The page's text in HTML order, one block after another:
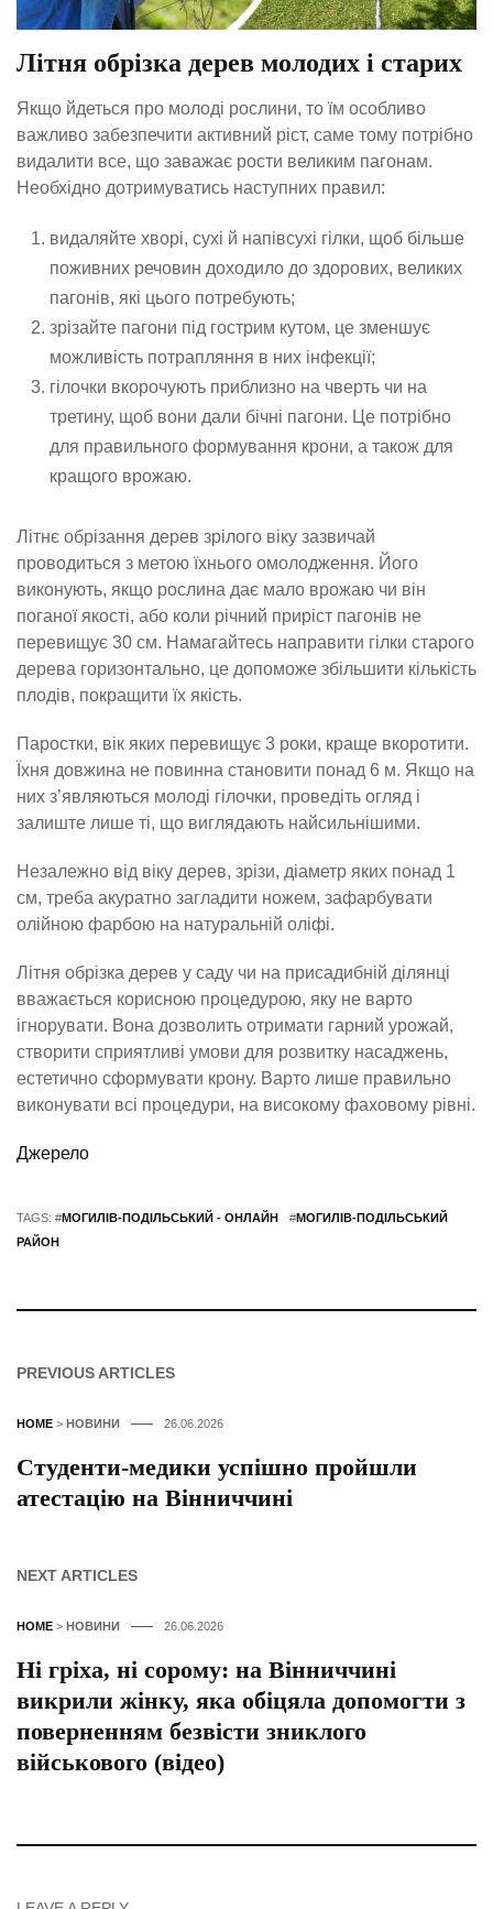
Літня обрізка дерев молодих і старих
Якщо йдеться про молоді рослини, то їм особливо
важливо забезпечити активний ріст, саме тому потрібно
видалити все, що заважає рости великим пагонам.
Необхідно дотримуватись наступних правил:
видаляйте хворі, сухі й напівсухі гілки, щоб більше
поживних речовин доходило до здорових, великих
пагонів, які цього потребують;
зрізайте пагони під гострим кутом, це зменшує
можливість потрапляння в них інфекції;
гілочки вкорочують приблизно на чверть чи на
третину, щоб вони дали бічні пагони. Це потрібно
для правильного формування крони, а також для
кращого врожаю.
Літнє обрізання дерев зрілого віку зазвичай
проводиться з метою їхнього омолодження. Його
виконують, якщо рослина дає мало врожаю чи він
поганої якості, або коли річний приріст пагонів не
перевищує 30 см. Намагайтесь направити гілки старого
дерева горизонтально, це допоможе збільшити кількість
плодів, покращити їх якість.
Паростки, вік яких перевищує 3 роки, краще вкоротити.
Їхня довжина не повинна становити понад 6 м. Якщо на
них з’являються молоді гілочки, проведіть огляд і
залиште лише ті, що виглядають найсильнішими.
Незалежно від віку дерев, зрізи, діаметр яких понад 1
см, треба акуратно загладити ножем, зафарбувати
олійною фарбою на натуральній оліфі.
Літня обрізка дерев у саду чи на присадибній ділянці
вважається корисною процедурою, яку не варто
ігнорувати. Вона дозволить отримати гарний урожай,
створити сприятливі умови для розвитку насаджень,
естетично сформувати крону. Варто лише правильно
виконувати всі процедури, на високому фаховому рівні.
Джерело
TAGS: #МОГИЛІВ-ПОДІЛЬСЬКИЙ - ОНЛАЙН #МОГИЛІВ-ПОДІЛЬСЬКИЙ
РАЙОН
PREVIOUS ARTICLES
HOME > НОВИНИ 26.06.2026
Студенти-медики успішно пройшли
атестацію на Вінниччині
NEXT ARTICLES
HOME > НОВИНИ 26.06.2026
Ні гріха, ні сорому: на Вінниччині
викрили жінку, яка обіцяла допомогти з
поверненням безвісти зниклого
військового (відео)